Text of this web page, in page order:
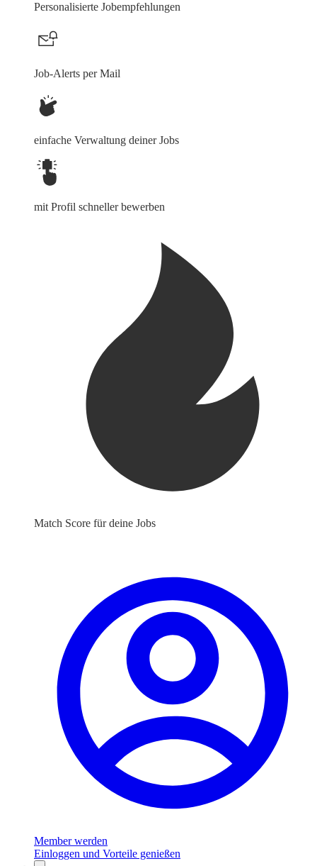
Personalisierte Jobempfehlungen
Job-Alerts per Mail
einfache Verwaltung deiner Jobs
mit Profil schneller bewerben
Match Score für deine Jobs
Member werden
Einloggen und Vorteile genießen